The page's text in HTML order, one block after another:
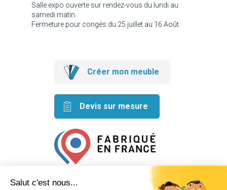
Salle expo ouverte sur rendez-vous du lundi au
samedi matin.
Fermeture pour congés du 25 juillet au 16 Août.
Créer mon meuble
Devis sur mesure
Retrouvez nos idées créatives